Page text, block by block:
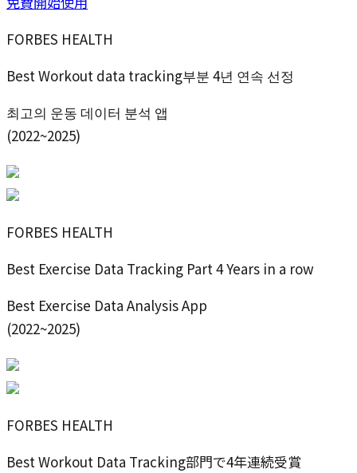
FORBES HEALTH
Best Workout data tracking부분 4년 연속 선정
최고의 운동 데이터 분석 앱
(2022~2025)
FORBES HEALTH
Best Exercise Data Tracking Part 4 Years in a row
Best Exercise Data Analysis App
(2022~2025)
FORBES HEALTH
Best Workout Data Tracking部門で4年連続受賞